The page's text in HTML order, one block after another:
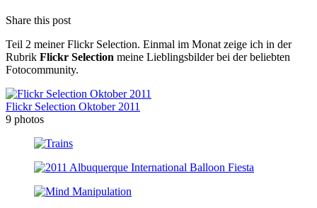
Share this post
Teil 2 meiner Flickr Selection. Einmal im Monat zeige ich in der
Rubrik Flickr Selection meine Lieblingsbilder bei der beliebten
Fotocommunity.
Flickr Selection Oktober 2011
9 photos